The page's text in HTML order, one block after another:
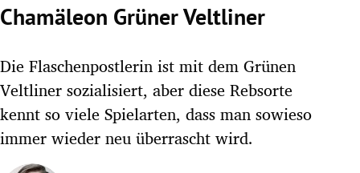
Untermenü
Chamäleon Grüner Veltliner
Die Flaschenpostlerin ist mit dem Grünen
Veltliner sozialisiert, aber diese Rebsorte
kennt so viele Spielarten, dass man sowieso
immer wieder neu überrascht wird.